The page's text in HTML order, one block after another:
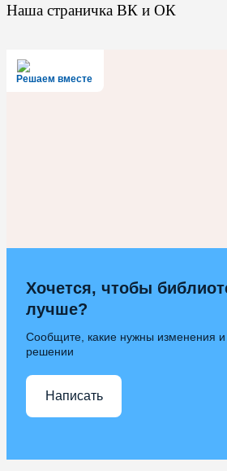
Наша страничка ВК и ОК
Решаем вместе
Хочется, чтобы
лучше?
Сообщите, какие нужны изменения и
решении
Написать